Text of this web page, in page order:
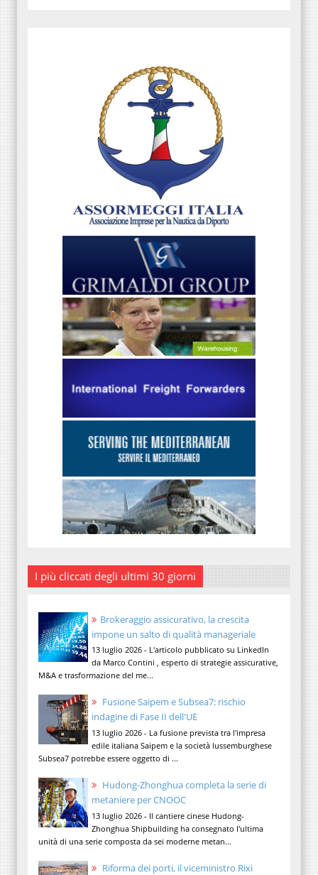
I più cliccati degli ultimi 30 giorni
Brokeraggio assicurativo, la crescita
impone un salto di qualità manageriale
13 luglio 2026 - L'articolo pubblicato su LinkedIn
da Marco Contini , esperto di strategie assicurative,
M&A e trasformazione del me...
Fusione Saipem e Subsea7: rischio
indagine di Fase II dell'UE
13 luglio 2026 - La fusione prevista tra l'impresa
edile italiana Saipem e la società lussemburghese
Subsea7 potrebbe essere oggetto di ...
Hudong-Zhonghua completa la serie di
metaniere per CNOOC
13 luglio 2026 - Il cantiere cinese Hudong-
Zhonghua Shipbuilding ha consegnato l'ultima
unità di una serie composta da sei moderne metan...
Riforma dei porti, il viceministro Rixi